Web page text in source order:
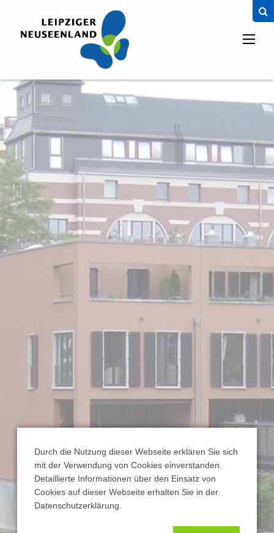
Durch die Nutzung dieser Webseite erklären Sie sich
mit der Verwendung von Cookies einverstanden.
Detaillierte Informationen über den Einsatz von
Cookies auf dieser Webseite erhalten Sie in der
Datenschutzerklärung.